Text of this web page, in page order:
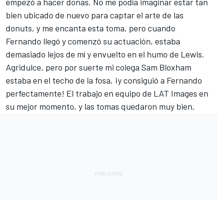
bien ubicado de nuevo para captar el arte de las
donuts, y me encanta esta toma, pero cuando
Fernando llegó y comenzó su actuación, estaba
demasiado lejos de mí y envuelto en el humo de Lewis.
Agridulce, pero por suerte mi colega Sam Bloxham
estaba en el techo de la fosa, ¡y consiguió a Fernando
perfectamente! El trabajo en equipo de LAT Images en
su mejor momento, y las tomas quedaron muy bien.